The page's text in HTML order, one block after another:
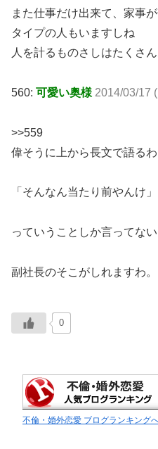
また仕事だけ出来て、家事
タイプの人もいますしね
人を計るものさしはたくさ
560: 可愛い奥様 2014/03/17
>>559
偉そうに上から長文で語る
「そんなん当たり前やんけ」
っていうことしか言ってない
副社長のそこがしれますわ。
0
不倫・婚外恋愛 ブログランキング